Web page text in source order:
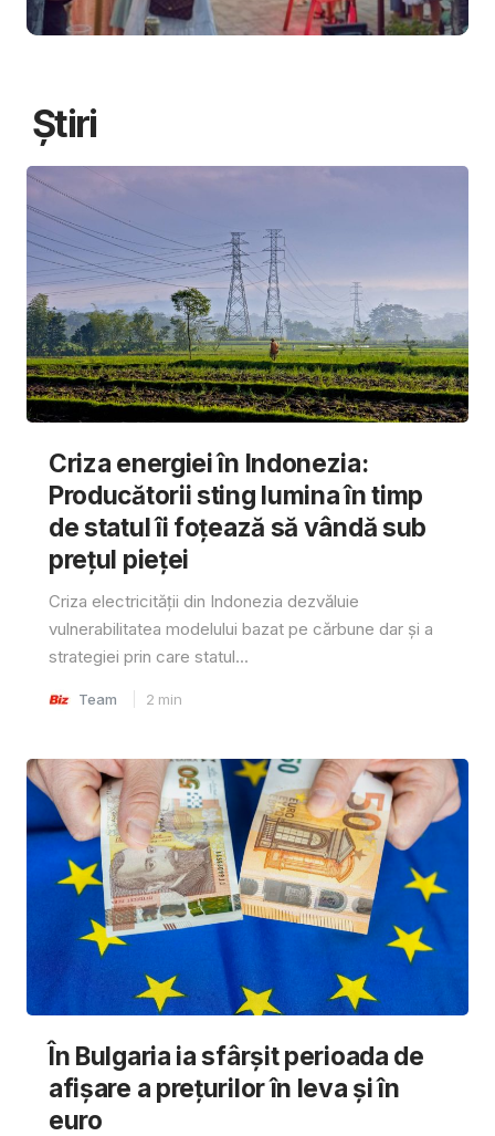
Știri
Criza energiei în Indonezia:
Producătorii sting lumina în timp
de statul îi foțează să vândă sub
prețul pieței
Criza electricității din Indonezia dezvăluie
vulnerabilitatea modelului bazat pe cărbune dar și a
strategiei prin care statul...
Team 2 min
În Bulgaria ia sfârşit perioada de
afișare a prețurilor în ​​leva și în
euro